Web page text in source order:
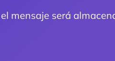
mensaje será